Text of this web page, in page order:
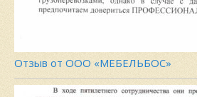
Отзыв от ООО «МЕБЕЛЬБОС»